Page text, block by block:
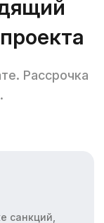
Рассрочка
санкций,